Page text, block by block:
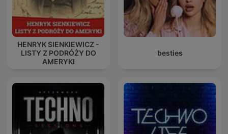
HENRYK SIENKIEWICZ -
LISTY Z PODRÓŻY DO
AMERYKI
besties